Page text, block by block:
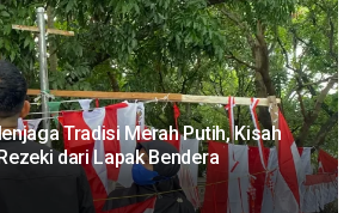
Tradisi Merah Putih, Kisah
dari Lapak Bendera